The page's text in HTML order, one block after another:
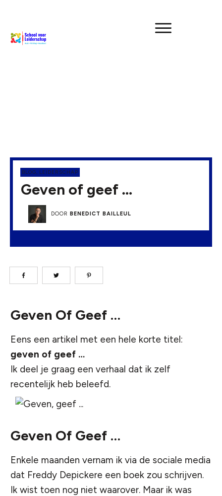
BLOG, LEIDERSCHAP
Geven of geef …
DOOR BENEDICT BAILLEUL
Geven Of Geef …
Eens een artikel met een hele korte titel:
geven of geef …
Ik deel je graag een verhaal dat ik zelf
recentelijk heb beleefd.
Geven Of Geef …
Enkele maanden vernam ik via de sociale media
dat Freddy Depickere een boek zou schrijven.
Ik wist toen nog niet waarover. Maar ik was